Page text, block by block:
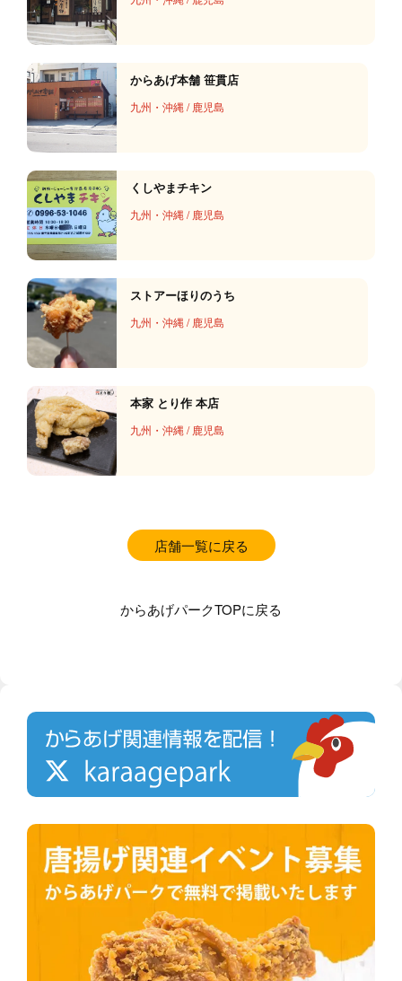
からあげ本舗 笹貫店
九州・沖縄 / 鹿児島
くしやまチキン
九州・沖縄 / 鹿児島
ストアーほりのうち
九州・沖縄 / 鹿児島
本家 とり作 本店
九州・沖縄 / 鹿児島
店舗一覧に戻る
からあげパークTOPに戻る